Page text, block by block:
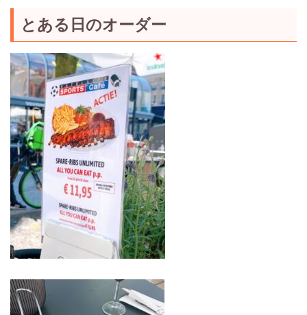
とある日のオーダー